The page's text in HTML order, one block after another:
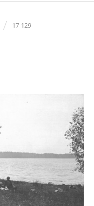
/ 17-129